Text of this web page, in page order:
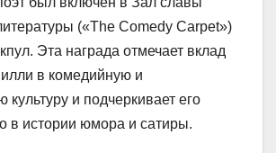
(«The Comedy Carpet»)
Эта награда отмечает вклад
в комедийную и
культуру и подчеркивает его
в истории юмора и сатиры.